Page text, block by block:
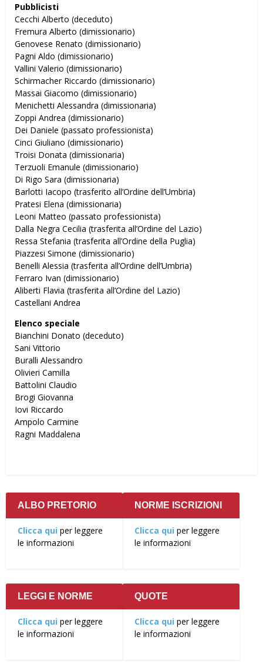
Pubblicisti
Cecchi Alberto (deceduto)
Fremura Alberto (dimissionario)
Genovese Renato (dimissionario)
Pagni Aldo (dimissionario)
Vallini Valerio (dimissionario)
Schirmacher Riccardo (dimissionario)
Massai Giacomo (dimissionario)
Menichetti Alessandra (dimissionaria)
Zoppi Andrea (dimissionario)
Dei Daniele (passato professionista)
Cinci Giuliano (dimissionario)
Troisi Donata (dimissionaria)
Terzuoli Emanule (dimissionario)
Di Rigo Sara (dimissionaria)
Barlotti Iacopo (trasferito all’Ordine dell’Umbria)
Pratesi Elena (dimissionaria)
Leoni Matteo (passato professionista)
Dalla Negra Cecilia (trasferita all’Ordine del Lazio)
Ressa Stefania (trasferita all’Ordine della Puglia)
Piazzesi Simone (dimissionario)
Benelli Alessia (trasferita all’Ordine dell’Umbria)
Ferraro Ivan (dimissionario)
Aliberti Flavia (trasferita all’Ordine del Lazio)
Castellani Andrea
Elenco speciale
Bianchini Donato (deceduto)
Sani Vittorio
Buralli Alessandro
Olivieri Camilla
Battolini Claudio
Brogi Giovanna
Iovi Riccardo
Ampolo Carmine
Ragni Maddalena
ALBO PRETORIO
Clicca qui per leggere
le informazioni
NORME ISCRIZIONI
Clicca qui per leggere
le informazioni
LEGGI E NORME
Clicca qui per leggere
le informazioni
QUOTE
Clicca qui per leggere
le informazioni